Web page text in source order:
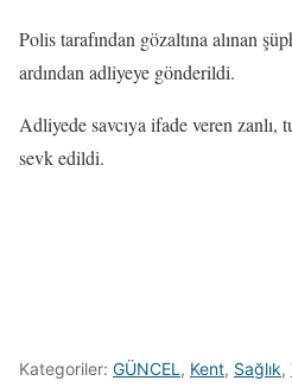
Polis tarafından gözaltına alınan
ardından adliyeye gönderildi.
Adliyede savcıya ifade veren
sevk edildi.
Kategoriler: GÜNCEL , Kent, Sağlık,